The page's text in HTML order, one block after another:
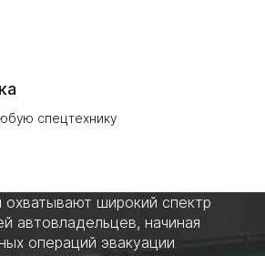
спецтехнику
охватывают широкий спектр
автовладельцев, начиная
операций эвакуации